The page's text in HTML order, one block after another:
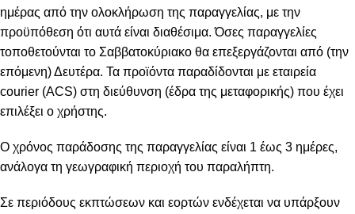
ημέρας από την ολοκλήρωση της παραγγελίας, με την
προϋπόθεση ότι αυτά είναι διαθέσιμα. Όσες παραγγελίες
τοποθετούνται το Σαββατοκύριακο θα επεξεργάζονται από (την
επόμενη) Δευτέρα. Τα προϊόντα παραδίδονται με εταιρεία
courier (ACS) στη διεύθυνση (έδρα της μεταφορικής) που έχει
επιλέξει ο χρήστης.
Ο χρόνος παράδοσης της παραγγελίας είναι 1 έως 3 ημέρες,
ανάλογα τη γεωγραφική περιοχή του παραλήπτη.
Σε περιόδους εκπτώσεων και εορτών ενδέχεται να υπάρξουν